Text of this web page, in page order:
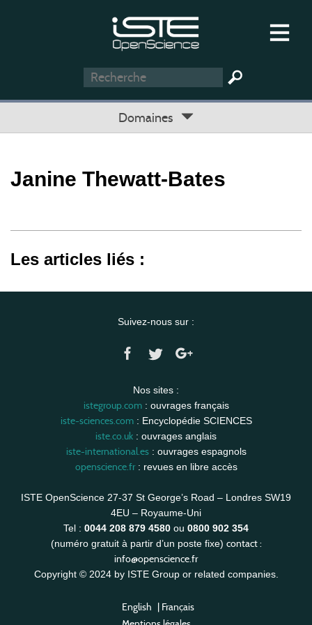
Domaines
Janine Thewatt-Bates
Les articles liés :
Suivez-nous sur :
Nos sites :
istegroup.com: ouvrages français
iste-sciences.com: Encyclopédie SCIENCES
iste.co.uk : ouvrages anglais
iste-international.es: ouvrages espagnols
openscience.fr: revues en libre accès
ISTE OpenScience 27-37 St George’s Road – Londres SW19
4EU – Royaume-Uni
Tel : 0044 208 879 4580 ou 0800 902 354
(numéro gratuit à partir d’un poste fixe) contact :
info@openscience.fr
Copyright © 2024 by ISTE Group or related companies.
English | Français